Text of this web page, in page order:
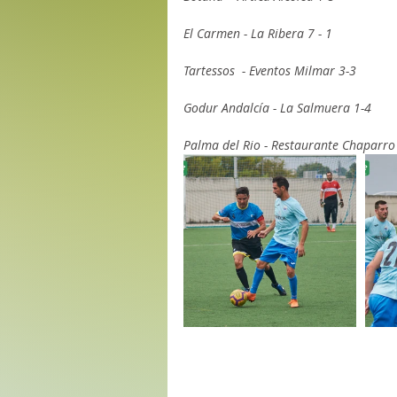
El Carmen - La Ribera 7 - 1
Tartessos  - Eventos Milmar 3-3
Godur Andalcía - La Salmuera 1-4
Palma del Rio - Restaurante